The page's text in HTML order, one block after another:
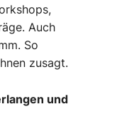
Auch
So
zusagt.
und